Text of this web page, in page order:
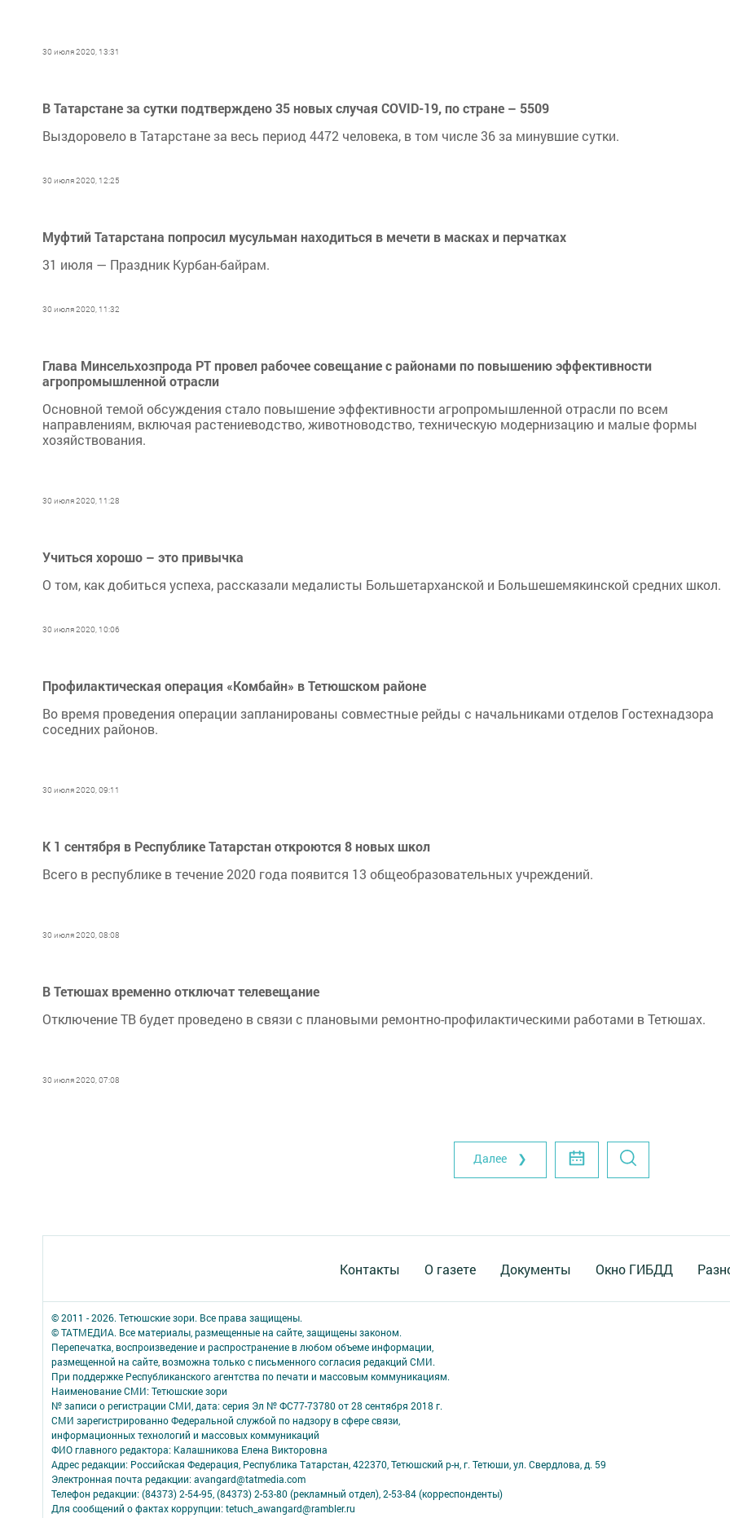
30 июля 2020, 13:31
В Татарстане за сутки подтверждено 35 новых случая COVID-19, по стране – 5509
Выздоровело в Татарстане за весь период 4472 человека, в том числе 36 за минувшие сутки.
30 июля 2020, 12:25
Муфтий Татарстана попросил мусульман находиться в мечети в масках и перчатках
31 июля — Праздник Курбан-байрам.
30 июля 2020, 11:32
Глава Минсельхозпрода РТ провел рабочее совещание с районами по повышению эффективности
агропромышленной отрасли
Основной темой обсуждения стало повышение эффективности агропромышленной отрасли по всем
направлениям, включая растениеводство, животноводство, техническую модернизацию и малые формы
хозяйствования.
30 июля 2020, 11:28
Учиться хорошо – это привычка
О том, как добиться успеха, рассказали медалисты Большетарханской и Большешемякинской средних школ.
30 июля 2020, 10:06
Профилактическая операция «Комбайн» в Тетюшском районе
Во время проведения операции запланированы совместные рейды с начальниками отделов Гостехнадзора
соседних районов.
30 июля 2020, 09:11
К 1 сентября в Республике Татарстан откроются 8 новых школ
Всего в республике в течение 2020 года появится 13 общеобразовательных учреждений.
30 июля 2020, 08:08
В Тетюшах временно отключат телевещание
Отключение ТВ будет проведено в связи с плановыми ремонтно-профилактическими работами в Тетюшах.
30 июля 2020, 07:08
Далее ❯
Контакты О газете Документы Окно ГИБДД
© 2011 - 2026. Тетюшские зори. Все права защищены.
© ТАТМЕДИА. Все материалы, размещенные на сайте, защищены законом.
Перепечатка, воспроизведение и распространение в любом объеме информации,
размещенной на сайте, возможна только с письменного согласия редакций СМИ.
При поддержке Республиканского агентства по печати и массовым коммуникациям.
Наименование СМИ: Тетюшские зори
№ записи о регистрации СМИ, дата: серия Эл № ФС77-73780 от 28 сентября 2018 г.
СМИ зарегистрированно Федеральной службой по надзору в сфере связи,
информационных технологий и массовых коммуникаций
ФИО главного редактора: Калашникова Елена Викторовна
Адрес редакции: Российская Федерация, Республика Татарстан, 422370, Тетюшский р-н, г. Тетюши, ул. Свердлова, д. 59
Электронная почта редакции: avangard@tatmedia.com
Телефон редакции: (84373) 2-54-95, (84373) 2-53-80 (рекламный отдел), 2-53-84 (корреспонденты)
Для сообщений о фактах коррупции: tetuch_awangard@rambler.ru